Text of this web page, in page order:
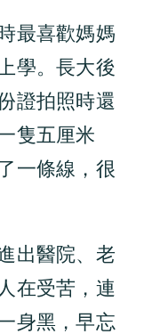
最喜歡媽媽
學。長大後
證拍照時還
隻五厘米
一條線，很
出醫院、老
在受苦，連
身黑，早忘